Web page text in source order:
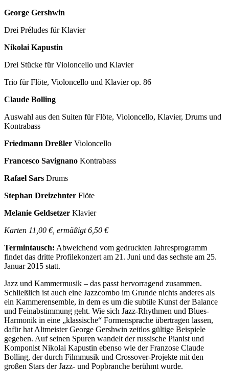
George Gershwin
Drei Préludes für Klavier
Nikolai Kapustin
Drei Stücke für Violoncello und Klavier
Trio für Flöte, Violoncello und Klavier op. 86
Claude Bolling
Auswahl aus den Suiten für Flöte, Violoncello, Klavier, Drums und
Kontrabass
Friedmann Dreßler Violoncello
Francesco Savignano Kontrabass
Rafael Sars Drums
Stephan Dreizehnter Flöte
Melanie Geldsetzer Klavier
Karten 11,00 €, ermäßigt 6,50 €
Termintausch: Abweichend vom gedruckten Jahresprogramm
findet das dritte Profilekonzert am 21. Juni und das sechste am 25.
Januar 2015 statt.
Jazz und Kammermusik – das passt hervorragend zusammen.
Schließlich ist auch eine Jazzcombo im Grunde nichts anderes als
ein Kammerensemble, in dem es um die subtile Kunst der Balance
und Fein­abstimmung geht. Wie sich Jazz-Rhythmen und Blues-
Harmonik in eine „klassische“ Formensprache über­tragen lassen,
dafür hat Altmeister George Gershwin zeitlos gültige Beispiele
gegeben. Auf seinen Spuren wandelt der russische Pianist und
Komponist Nikolai Kapustin ebenso wie der Franzose Claude
Bolling, der durch Filmmusik und Crossover-Projekte mit den
großen Stars der Jazz- und Popbranche berühmt wurde.